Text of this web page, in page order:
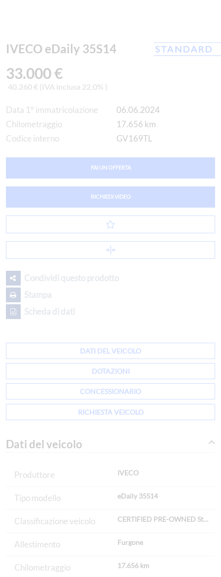
IVECO eDaily 35S14
33.000 €
40.260 € (IVA inclusa 22,0% )
Data 1° immatricolazione
06.06.2024
Chilometraggio
17.656 km
Codice interno
GV169TL
FAI UN OFFERTA
RICHIEDI VIDEO
Condividi questo prodotto
Stampa
Scheda di dati
DATI DEL VEICOLO
DOTAZIONI
CONCESSIONARIO
RICHIESTA VEICOLO
Dati del veicolo
Produttore IVECO
Tipo modello eDaily 35S14
Classificazione veicolo CERTIFIED PRE-OWNED
Allestimento Furgone
Chilometraggio 17.656 km